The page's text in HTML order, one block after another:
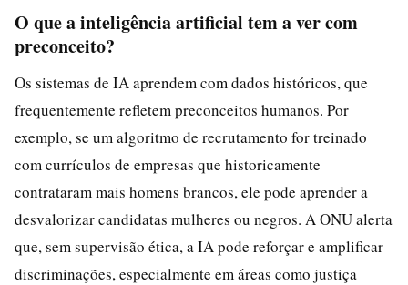
O que a inteligência artificial tem a ver com
preconceito?
Os sistemas de IA aprendem com dados históricos, que
frequentemente refletem preconceitos humanos. Por
exemplo, se um algoritmo de recrutamento for treinado
com currículos de empresas que historicamente
contrataram mais homens brancos, ele pode aprender a
desvalorizar candidatas mulheres ou negros. A ONU alerta
que, sem supervisão ética, a IA pode reforçar e amplificar
discriminações, especialmente em áreas como justiça